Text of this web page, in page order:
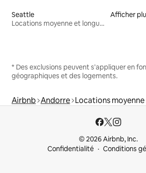
Seattle
Locations moyenne et longue durée
Afficher
* Des exclusions peuvent s'appliquer en
géographiques et des logements.
Airbnb Andorre Locations
© 2026 Airbnb, Inc.
Confidentialité
Conditions